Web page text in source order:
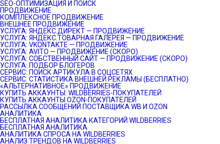
SEO-ОПТИМИЗАЦИЯ И ПОИСК
ПРОДВИЖЕНИЕ
КОМПЛЕКСНОЕ ПРОДВИЖЕНИЕ
ВНЕШНЕЕ ПРОДВИЖЕНИЕ
УСЛУГА: ЯНДЕКС.ДИРЕКТ — ПРОДВИЖЕНИЕ
УСЛУГА: ЯНДЕКС.ТОВАРНАЯ ГАЛЕРЕЯ — ПРОДВИЖЕНИЕ
УСЛУГА: VKONTAKTE — ПРОДВИЖЕНИЕ
УСЛУГА: AVITO — ПРОДВИЖЕНИЕ (СКОРО)
УСЛУГА: СОБСТВЕННЫЙ САЙТ — ПРОДВИЖЕНИЕ (СКОРО)
УСЛУГА: ПОДБОР БЛОГЕРОВ
СЕРВИС: ПОИСК АРТИКУЛА В СОЦСЕТЯХ
СЕРВИС: СТАТИСТИКА ВНЕШНЕЙ РЕКЛАМЫ (БЕСПЛАТНО)
«АЛЬТЕРНАТИВНОЕ» ПРОДВИЖЕНИЕ
КУПИТЬ АККАУНТЫ: WILDBERRIES-ПОКУПАТЕЛЕЙ
КУПИТЬ АККАУНТЫ OZON-ПОКУПАТЕЛЕЙ
РАССЫЛКА СООБЩЕНИЙ ПОСТАВЩИКА WB И OZON
АНАЛИТИКА
БЕСПЛАТНАЯ АНАЛИТИКА КАТЕГОРИЙ WILDBERRIES
БЕСПЛАТНАЯ АНАЛИТИКА
АНАЛИТИКА СПРОСА НА WILDBERRIES
АНАЛИЗ ТРЕНДОВ НА WILDBERRIES